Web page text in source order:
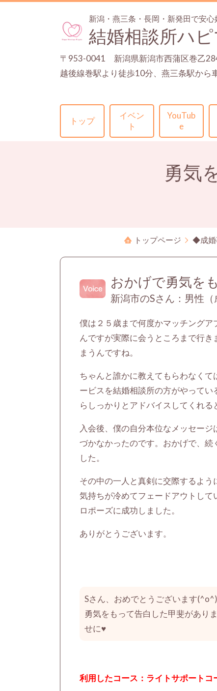
新潟・燕三条・長岡・新発田で安心
結婚相談所ハ
〒953-0041 新潟県新潟市西蒲区巻乙
越後線巻駅より徒歩10分、燕三条駅か
トップ
イベン
ト
YouTub
e
勇気
トップページ ◆成婚
おかげで勇気を
新潟市のSさん：男性（
僕は２５歳まで何度かマッチング
んですが実際に会うところまで行
まうんですね。
ちゃんと誰かに教えてもらわなく
ービスを結婚相談所の方がやって
らしっかりとアドバイスしてくれる
入会後、僕の自分本位なメッセー
づかなかったのです。おかげで、
した。
その中の一人と真剣に交際するよ
気持ちが冷めてフェードアウトし
ロポーズに成功しました。
ありがとうございます。
Sさん、おめでとうございます
勇気をもって告白した甲斐があり
せに♥
利用したコース：ライトサポートコ